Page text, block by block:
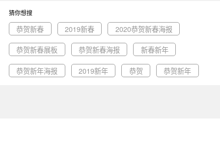
猜你想搜
恭贺新春 2019新春 2020恭贺新春海报
恭贺新春展板 恭贺新春海报 新春新年
恭贺新年海报 2019新年 恭贺 恭贺新年